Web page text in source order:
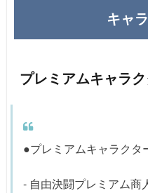
キャ
プレミアムキャラ
●プレミアムキャラクタ
- 自由決闘プレミアム商